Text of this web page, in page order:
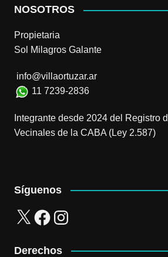
NOSOTROS
Propietaria
Sol Milagros Galante
info@villaortuzar.ar
11 7239-2836
Integrante desde 2024 del Registro
Vecinales de la CABA (Ley 2.587)
Síguenos
X FacebookInstagram
Derechos